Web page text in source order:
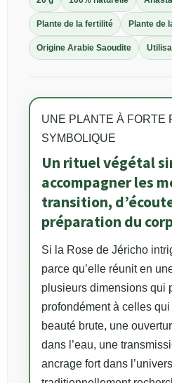
Plante de la fertilité Plante de
Origine Arabie Saoudite
UNE PLANTE À FORTE
SYMBOLIQUE
Un rituel végétal
accompagner les
transition,
préparation du
Si la Rose de Jéricho
parce qu’elle réunit en
plusieurs dimensions qui
profondément à celles
beauté brute, une
dans l’eau, une
ancrage fort dans